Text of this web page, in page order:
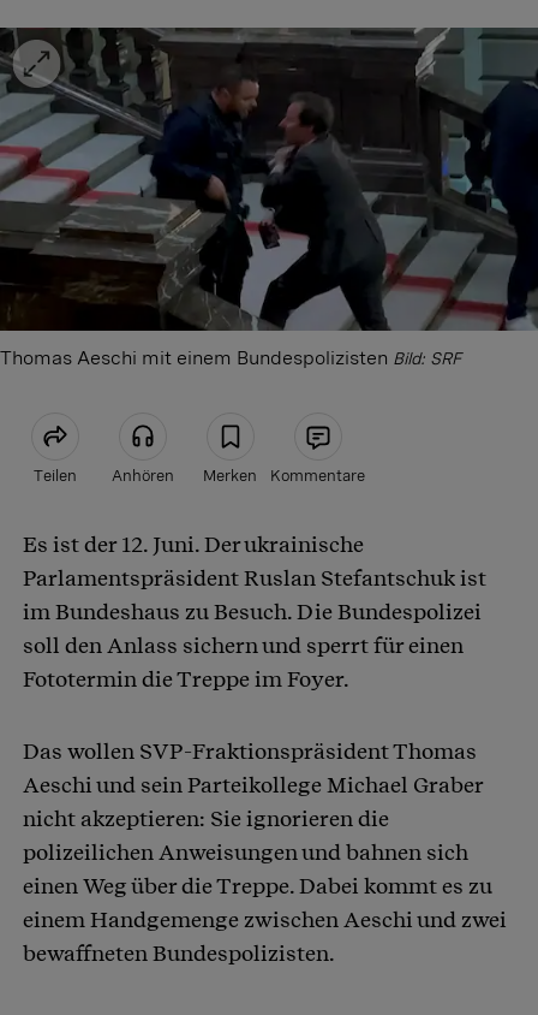
Thomas Aeschi mit einem Bundespolizisten Bild: SRF
Teilen Anhören Merken Kommentare
Artikel teilen
Es ist der 12. Juni. Der ukrainische
Parlamentspräsident Ruslan Stefantschuk ist
im Bundeshaus zu Besuch. Die Bundespolizei
soll den Anlass sichern und sperrt für einen
Fototermin die Treppe im Foyer.
Das wollen SVP-Fraktionspräsident Thomas
Aeschi und sein Parteikollege Michael Graber
nicht akzeptieren: Sie ignorieren die
polizeilichen Anweisungen und bahnen sich
einen Weg über die Treppe. Dabei kommt es zu
einem Handgemenge zwischen Aeschi und zwei
bewaffneten Bundespolizisten.